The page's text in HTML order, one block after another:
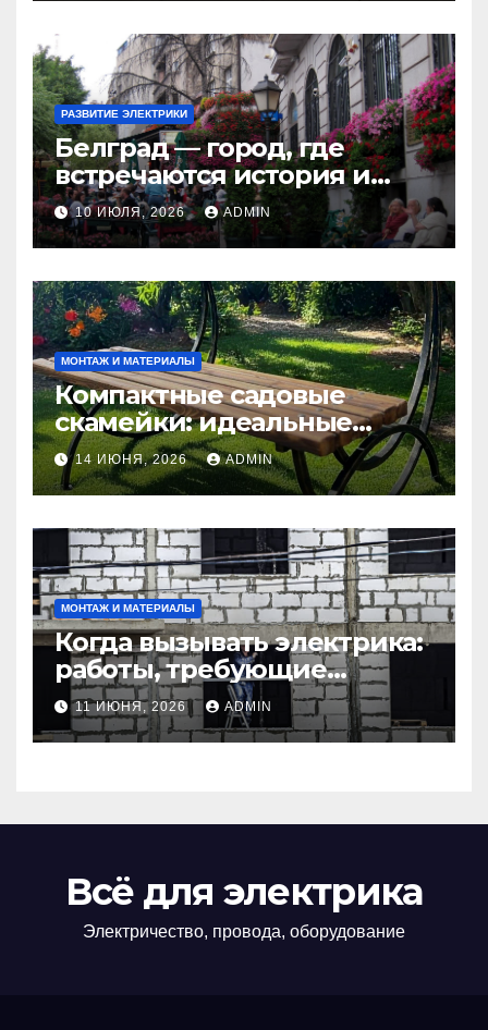
РАЗВИТИЕ ЭЛЕКТРИКИ
Белград — город, где
встречаются история и
современность
10 ИЮЛЯ, 2026 ADMIN
МОНТАЖ И МАТЕРИАЛЫ
Компактные садовые
скамейки: идеальные
решения Madmetal.ru для
маленьких участков
14 ИЮНЯ, 2026 ADMIN
МОНТАЖ И МАТЕРИАЛЫ
Когда вызывать электрика:
работы, требующие
профессионала Электрик
круглосуточно
11 ИЮНЯ, 2026 ADMIN
Всё для электрика
Электричество, провода, оборудование